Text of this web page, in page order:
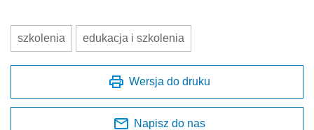
szkolenia edukacja i szkolenia
Wersja do druku
Napisz do nas